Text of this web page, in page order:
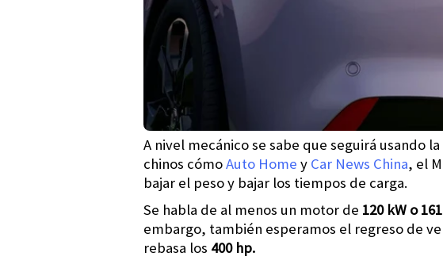
A nivel mecánico se sabe que seguirá usando
chinos cómoAuto Home y Car News China, el
bajar el peso y bajar los tiempos de carga.
Se habla de al menos un motor de 120 kW o
embargo, también esperamos el regreso de
rebasa los 400 hp.